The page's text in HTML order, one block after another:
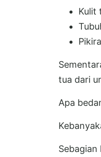
Kulit
tua dari
Apa